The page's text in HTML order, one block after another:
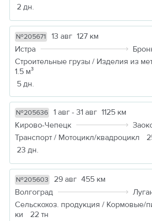
2 дн.
№205671 13 авг 127 км
Истра
Строительные грузы / Изделия из
1.5 м³
5 дн.
№205636 1 авг - 31 авг 1125 км
Кирово-Чепецк
Транспорт / Мотоцикл/квадроцикл
23 дн.
№205603 29 авг 455 км
Волгоград
Сельскохоз. продукция / Кормовые/
ки
22 тн